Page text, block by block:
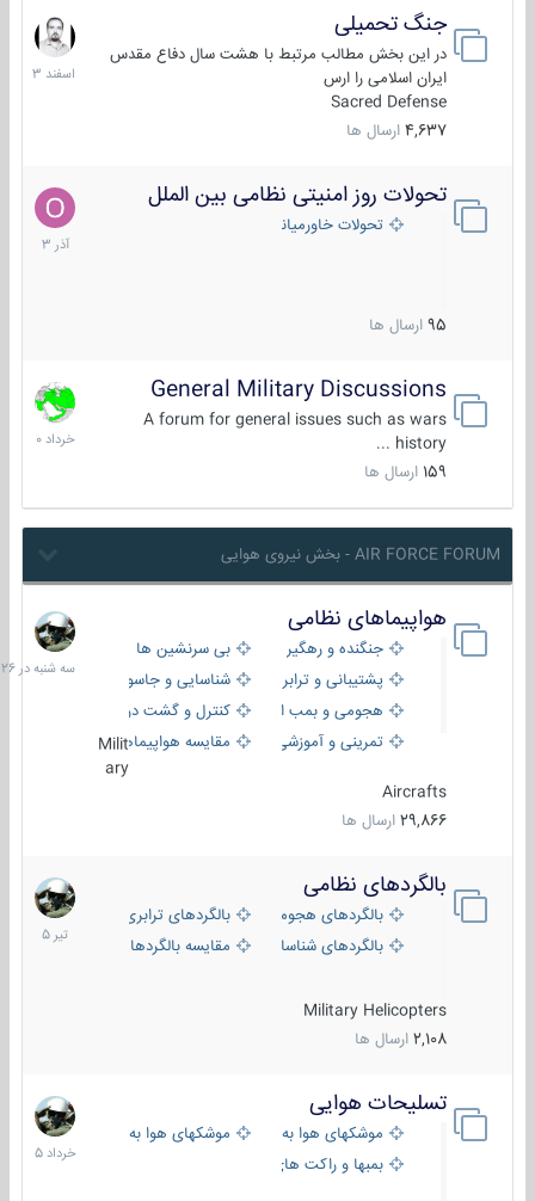
جنگ تحمیلی
در این بخش مطالب مرتبط با هشت سال دفاع مقدس
ایران اسلامی را ارس
Sacred Defense
4,637 ارسال ها
20
اسفند
1403
تحولات روز امنیتی نظامی بین الملل
تحولات خاورمیانه
95 ارسال ها
21
آذر
1403
General Military Discussions
A forum for general issues such as wars
history ...
159 ارسال ها
10
خرداد
1400
AIR FORCE FORUM - بخش نیروی هوایی
هواپیماهای نظامی
جنگنده و رهگیر
بی سرنشین ها
پشتیبانی و ترابری
شناسایی و جاسوسی
هجومی و بمب افکن
کنترل و گشت دریایی
تمرینی و آموزشی
مقایسه هواپیماهاMilit
ary
Aircrafts
29,866 ارسال ها
سه
شنبه
در
بالگردهای نظامی
بالگردهای هجومی
بالگردهای ترابری
بالگردهای شناسایی
مقایسه بالگردها
Military Helicopters
2,108 ارسال ها
22
تیر
1405
تسلیحات هوایی
موشکهای هوا به هوا
موشکهای هوا به سطح
بمبها و راکت های هوایی
30
خرداد
1405